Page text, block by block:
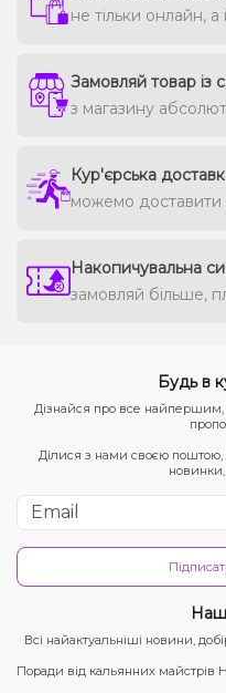
не тільки онлайн,
Замовляй товар із
з магазину
Кур'єрська
можемо
Накопичувальна
замовляй більше,
Будь в
Дізнайся про все найпершим,
Ділися з нами своєю поштою,
новинки,
Всі найактуальніші новини,
Поради від кальянних майстрів